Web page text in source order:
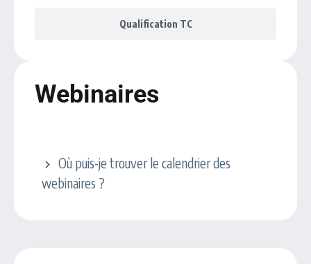
Qualification TC
Webinaires
Où puis-je trouver le calendrier des
webinaires ?